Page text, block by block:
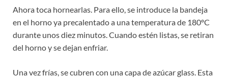
Ahora toca hornearlas. Para ello, se introduce la bandeja
en el horno ya precalentado a una temperatura de 180ºC
durante unos diez minutos. Cuando estén listas, se retiran
del horno y se dejan enfriar.
Una vez frías, se cubren con una capa de azúcar glass. Esta